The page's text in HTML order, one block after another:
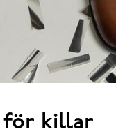
för killar